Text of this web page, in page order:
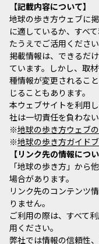
記載内容について
地球の歩き方ウェブに
に適しているか、すべ
たうえでご活用ください
掲載情報は、できるだ
ています。しかし、取
種情報が変更されるこ
じることもあります。
本ウェブサイトを利用
社は一切責任を負わない
※地球の歩き方ウェブ
※地球の歩き方ガイド
リンク先の情報につ
「地球の歩き方」から
場合があります。
リンク先のコンテンツ
りません。
ご利用の際は、すべて
用ください。
弊社では情報の信頼性